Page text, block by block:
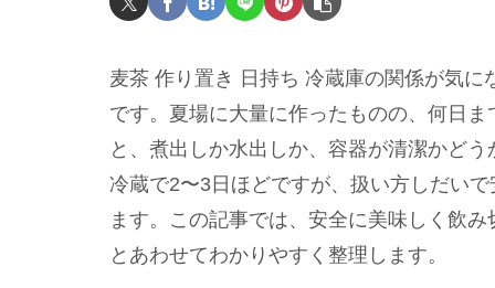
麦茶 作り置き 日持ち 冷蔵庫の関係が気
です。夏場に大量に作ったものの、何日
と、煮出しか水出しか、容器が清潔かど
冷蔵で2〜3日ほどですが、扱い方しだい
ます。この記事では、安全に美味しく飲
とあわせてわかりやすく整理します。